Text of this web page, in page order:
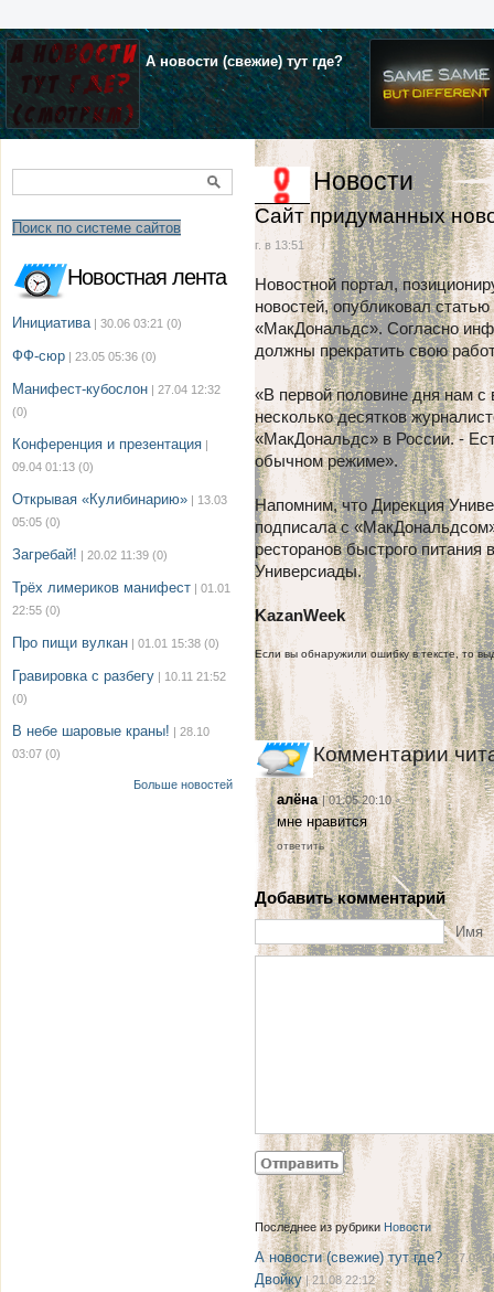
А новости (свежие) тут где?
Поиск по системе сайтов
Новостная лента
Инициатива | 30.06 03:21 (0)
ФФ-сюр | 23.05 05:36 (0)
Манифест-кубослон | 27.04 12:32
(0)
Конференция и презентация |
09.04 01:13 (0)
Открывая «Кулибинарию» | 13.03
05:05 (0)
Загребай! | 20.02 11:39 (0)
Трёх лимериков манифест | 01.01
22:55 (0)
Про пищи вулкан | 01.01 15:38 (0)
Гравировка с разбегу | 10.11 21:52
(0)
В небе шаровые краны! | 28.10
03:07 (0)
Больше новостей
Новости
Сайт придуманных
г. в 13:51
Новостной портал,
новостей, опубликовал
«МакДональдс». Согласно
должны прекратить свою
«В первой половине дня нам с
несколько десятков
«МакДональдс» в России. -
обычном режиме».
Напомним, что Дирекция
подписала с
ресторанов быстрого питания
Универсиады.
KazanWeek
Если вы обнаружили ошибку в тексте, то
Комментарии
алёна| 01.05 20:10
мне нравится
ответить
Добавить комментарий
Имя
Последнее из рубрики Новости
А новости (свежие) тут где?| 27.08
Двойку| 21.08 22:12